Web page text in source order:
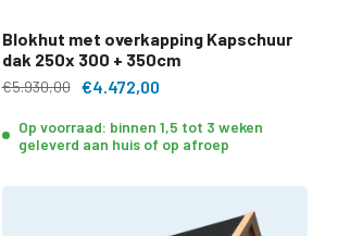
Blokhut met overkapping Kapschuur
dak 250x 300 + 350cm
€5.930,00 €4.472,00
Op voorraad: binnen 1,5 tot 3 weken
geleverd aan huis of op afroep